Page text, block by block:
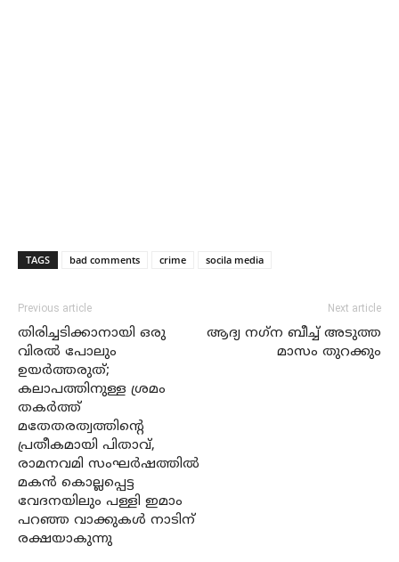
TAGS bad comments crime socila media
Previous article
തിരിച്ചടിക്കാനായി ഒരു
വിരല്‍ പോലും
ഉയര്‍ത്തരുത്;
കലാപത്തിനുള്ള ശ്രമം
തകര്‍ത്ത്
മതേതരത്വത്തിന്റെ
പ്രതീകമായി പിതാവ്,
രാമനവമി സംഘര്‍ഷത്തില്‍
മകന്‍ കൊല്ലപ്പെട്ട
വേദനയിലും പള്ളി ഇമാം
പറഞ്ഞ വാക്കുകള്‍ നാടിന്
രക്ഷയാകുന്നു
Next article
ആദ്യ നഗ്‌ന ബീച്ച് അടുത്ത
മാസം തുറക്കും